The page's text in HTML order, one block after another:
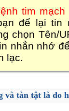
tim mạch
để lại tin
chọn Tên/
nhắn nhớ
lạc.
và tàn tật là do